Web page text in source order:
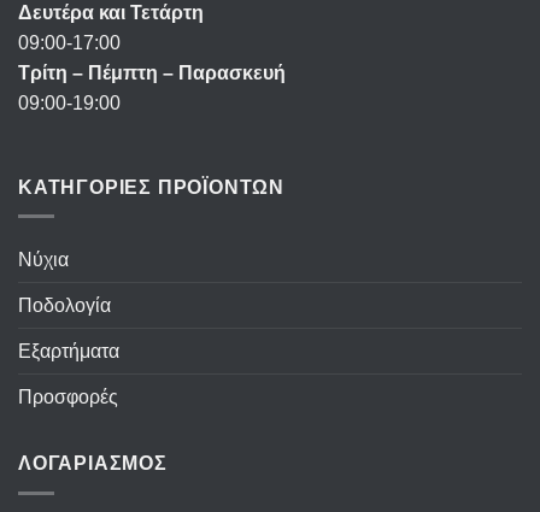
Δευτέρα και Τετάρτη
09:00-17:00
Τρίτη – Πέμπτη – Παρασκευή
09:00-19:00
ΚΑΤΗΓΟΡΙΕΣ ΠΡΟΪΟΝΤΩΝ
Νύχια
Ποδολογία
Εξαρτήματα
Προσφορές
ΛΟΓΑΡΙΑΣΜΟΣ